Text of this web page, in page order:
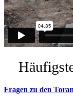
Fragen zu den